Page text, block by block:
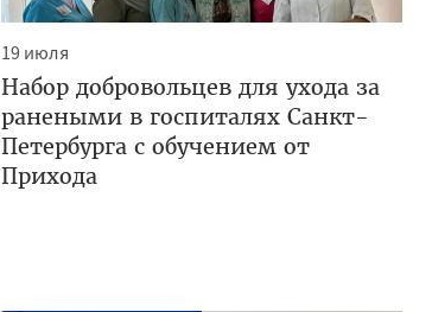
19 июля
Набор добровольцев для ухода за
ранеными в госпиталях Санкт-
Петербурга с обучением от
Прихода